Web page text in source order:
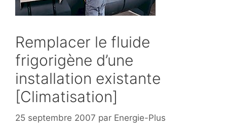
Remplacer le fluide
frigorigène d’une
installation existante
[Climatisation]
25 septembre 2007 par Energie-Plus